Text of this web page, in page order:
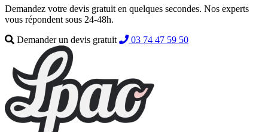
Demandez votre devis gratuit en quelques secondes. Nos experts
vous répondent sous 24-48h.
Demander un devis gratuit
03 74 47 59 50